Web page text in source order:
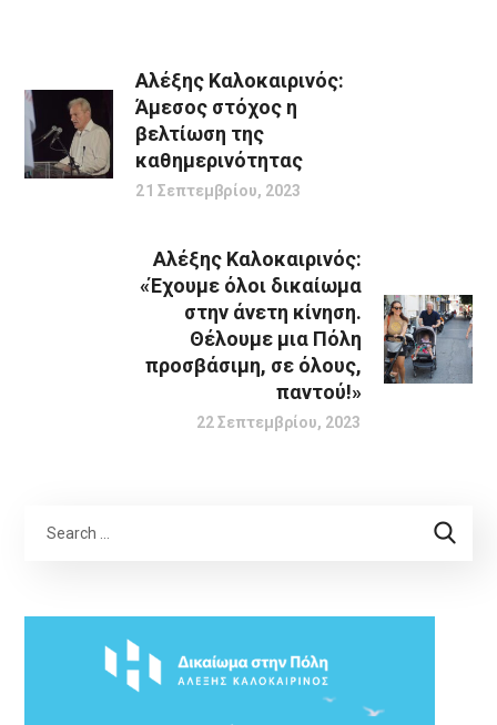
Αλέξης Καλοκαιρινός:
Άμεσος στόχος η
βελτίωση της
καθημερινότητας
21 Σεπτεμβρίου, 2023
Αλέξης Καλοκαιρινός:
«Έχουμε όλοι δικαίωμα
στην άνετη κίνηση.
Θέλουμε μια Πόλη
προσβάσιμη, σε όλους,
παντού!»
22 Σεπτεμβρίου, 2023